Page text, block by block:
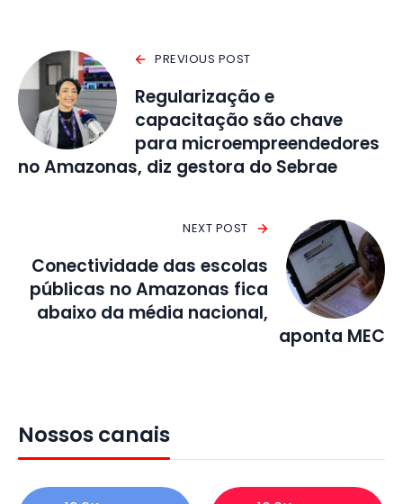
PREVIOUS POST
Regularização e
capacitação são chave
para microempreendedores
no Amazonas, diz gestora do Sebrae
NEXT POST
Conectividade das escolas
públicas no Amazonas fica
abaixo da média nacional,
aponta MEC
Nossos canais